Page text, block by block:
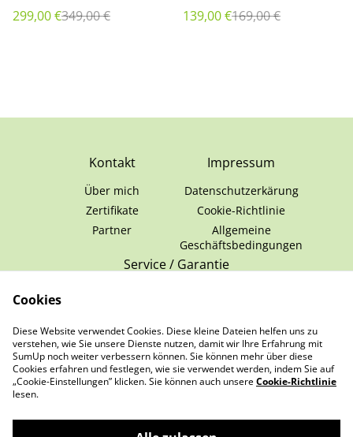
299,00 €349,00 €
139,00 €169,00 €
Kontakt
Über mich
Zertifikate
Partner
Impressum
Datenschutzerkärung
Cookie-Richtlinie
Allgemeine
Geschäftsbedingungen
Service / Garantie
Husqvarna Home
Service
Cookies
Diese Website verwendet Cookies. Diese kleine Dateien helfen uns zu
verstehen, wie Sie unsere Dienste nutzen, damit wir Ihre Erfahrung mit
SumUp noch weiter verbessern können. Sie können mehr über diese
Cookies erfahren und festlegen, wie sie verwendet werden, indem Sie auf
„Cookie-Einstellungen” klicken. Sie können auch unsereCookie-Richtlinie
lesen.